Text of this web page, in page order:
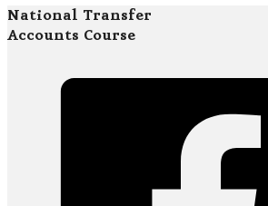
National Transfer
Accounts Course